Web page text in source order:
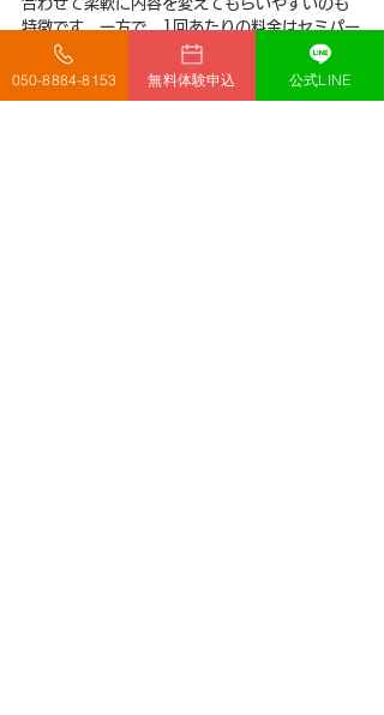
特徴です。一方で、1回あたりの料金はセミパー
ソナルやグループレッスンより高くなる傾向が
あります。
050-8884-8153 無料体験申込 公式LINE